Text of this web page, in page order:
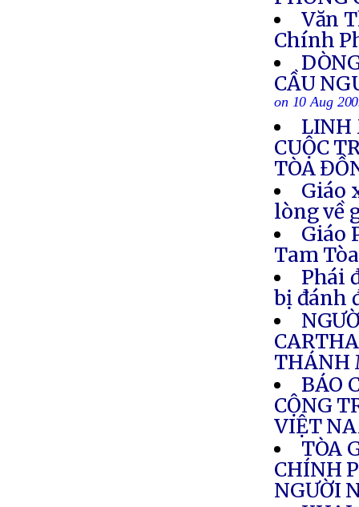
Văn
Chính
CẦU
on 10 Aug
LINH
CUỘC
TÒA
Giáo
lòng về
Giáo
Tam Tòa
Phái
bị đánh
THÁNH
BÁO
CỘNG
VIỆT
TÒA
CHÍNH
NGƯỜI